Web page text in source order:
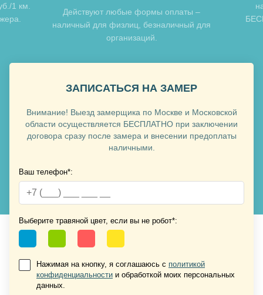
Хочу такую
Хочу такую
Хочу такую
Хочу такую
1 км.
Действуют любые формы оплаты –
наличный для физлиц, безналичный для
организаций.
ЗАПИСАТЬСЯ НА ЗАМЕР
Внимание! Выезд замерщика по Москве и Московской
области осуществляется БЕСПЛАТНО при заключении
договора сразу после замера и внесении предоплаты
наличными.
Ваш телефон*:
Выберите травяной цвет, если вы не робот*:
Нажимая на кнопку, я соглашаюсь с политикой
конфиденциальности и обработкой моих персональных
данных.